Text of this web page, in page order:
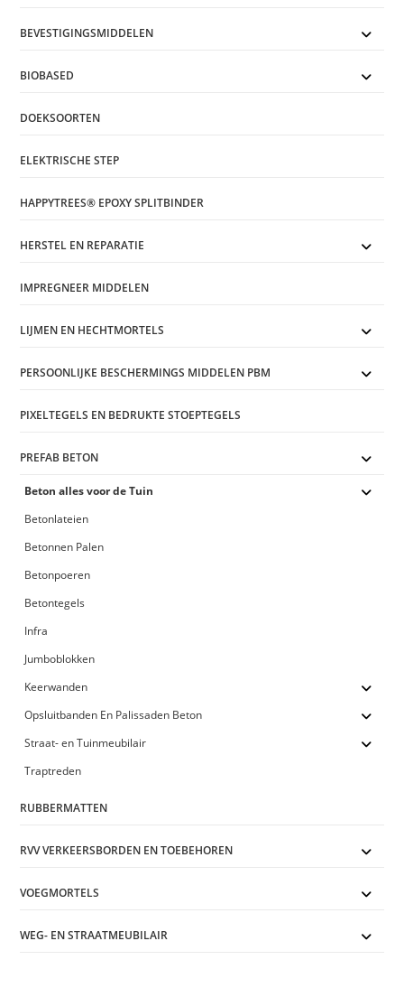
BEVESTIGINGSMIDDELEN
BIOBASED
DOEKSOORTEN
ELEKTRISCHE STEP
HAPPYTREES® EPOXY SPLITBINDER
HERSTEL EN REPARATIE
IMPREGNEER MIDDELEN
LIJMEN EN HECHTMORTELS
PERSOONLIJKE BESCHERMINGS MIDDELEN PBM
PIXELTEGELS EN BEDRUKTE STOEPTEGELS
PREFAB BETON
Beton alles voor de Tuin
Betonlateien
Betonnen Palen
Betonpoeren
Betontegels
Infra
Jumboblokken
Keerwanden
Opsluitbanden En Palissaden Beton
Straat- en Tuinmeubilair
Traptreden
RUBBERMATTEN
RVV VERKEERSBORDEN EN TOEBEHOREN
VOEGMORTELS
WEG- EN STRAATMEUBILAIR